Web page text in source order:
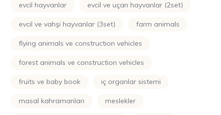
evcil hayvanlar evcil ve uçan hayvanlar (2set)
evcil ve vahşi hayvanlar (3set) farm animals
flying animals ve construction vehicles
forest animals ve construction vehicles
fruits ve baby book iç organlar sistemi
masal kahramanları meslekler